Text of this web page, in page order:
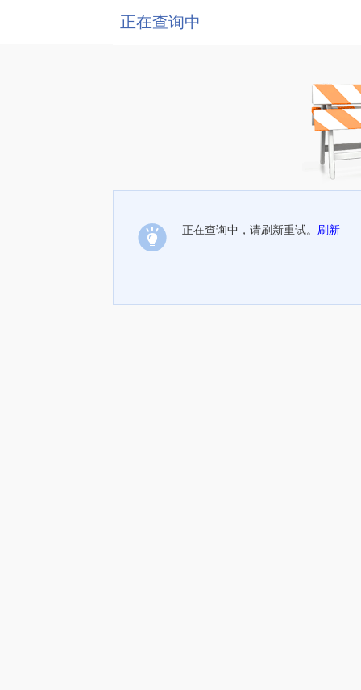
正在查询中
正在查询中，请刷新重试。 刷新